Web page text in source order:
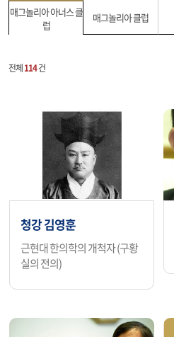
매그놀리아 아너스 클
럽
매그놀리아 클럽
전체114건
청강 김영훈
근현대 한의학의 개척자 (구황
실의 전의)